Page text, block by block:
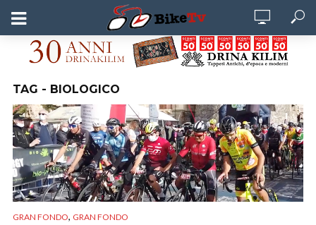
TAG - BIOLOGICO
GRAN FONDO, GRAN FONDO